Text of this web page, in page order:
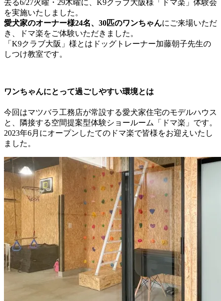
去る6/27火曜・29木曜に、K9クラブ大阪様「ドマ楽」体験会
を実施いたしました。
愛犬家のオーナー様24名、30匹のワンちゃんにご来場いただ
き、ドマ楽をご体験いただきました。
「K9クラブ大阪」様とはドッグトレーナー加藤朝子先生の
しつけ教室です。
ワンちゃんにとって過ごしやすい環境とは
今回はマツバラ工務店が常設する愛犬家住宅のモデルハウス
と、隣接する空間提案型体験ショールーム「ドマ楽」です。
2023年6月にオープンしたてのドマ楽で皆様をお迎えいたし
ました。